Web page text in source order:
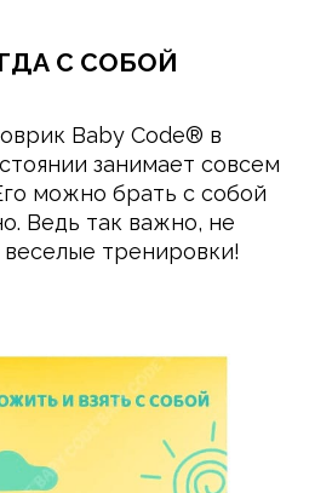
С СОБОЙ
Baby Сode® в
занимает совсем
можно брать с собой
Ведь так важно, не
тренировки!